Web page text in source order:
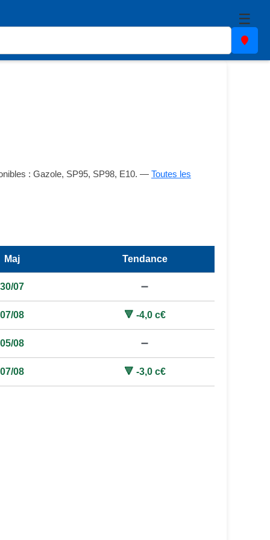
☰
: Gazole, SP95, SP98, E10. — Toutes les
Maj Tendance
30/07 ➖
07/08 🔻 -4,0 c€
05/08 ➖
07/08 🔻 -3,0 c€